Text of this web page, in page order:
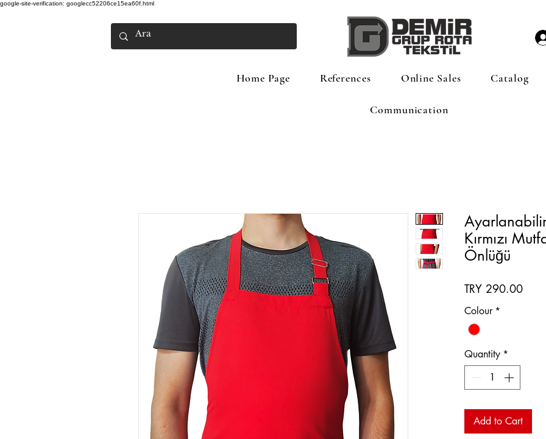
google-site-verification: googlecc52206ce15ea60f.html
Home Page References Online Sales Catalog
Communication
Kırmızı
Önlüğü
TRY 290.00Price
Colour *
Quantity *
Add to Cart